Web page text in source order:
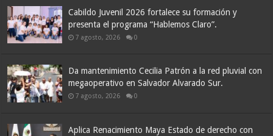
Cabildo Juvenil 2026 fortalece su formación y
presenta el programa “Hablemos Claro”.
7 agosto, 2026 0
Da mantenimiento Cecilia Patrón a la red pluvial con
megaoperativo en Salvador Alvarado Sur.
7 agosto, 2026 0
Aplica Renacimiento Maya Estado de derecho con